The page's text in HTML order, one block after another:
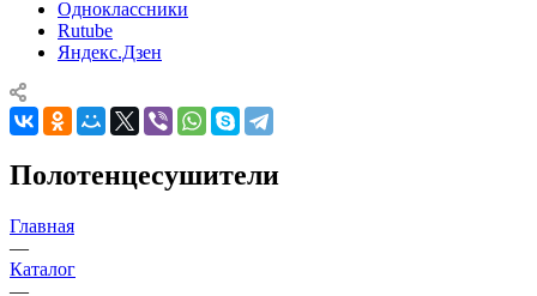
Одноклассники
Rutube
Яндекс.Дзен
Полотенцесушители
Главная
—
Каталог
—